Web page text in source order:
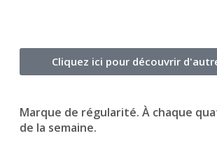
Cliquez ici pour découvrir
Marque de régularité. À chaque
de la semaine.